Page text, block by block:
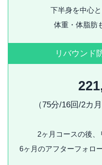
下半身を中心
体重・体脂肪
リバウンド
（75分/16回/2カ
2ヶ月コースの後
6ヶ月のアフターフォロ